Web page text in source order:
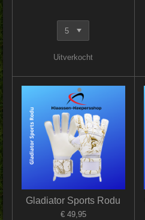
Uitverkocht
Gladiator Sports Rodu
€ 49,95